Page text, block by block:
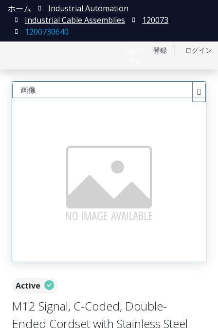
登録 ログイン
ホーム
Industrial Automation
Industrial Cable Assemblies
120073
1200730640
Active
M12 Signal, C-Coded, Double-
Ended Cordset with Stainless Steel
画像